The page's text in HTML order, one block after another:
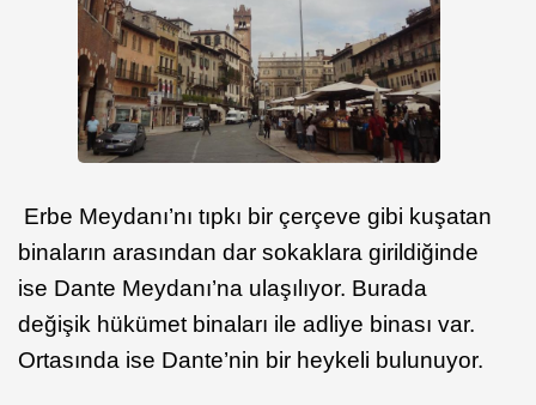
Erbe Meydanı’nı tıpkı bir çerçeve gibi kuşatan
binaların arasından dar sokaklara girildiğinde
ise Dante Meydanı’na ulaşılıyor. Burada
değişik hükümet binaları ile adliye binası var.
Ortasında ise Dante’nin bir heykeli bulunuyor.